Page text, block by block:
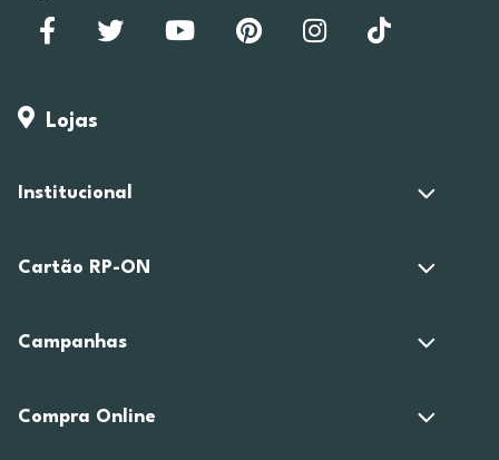
Lojas
Institucional
Cartão RP-ON
Campanhas
Compra Online